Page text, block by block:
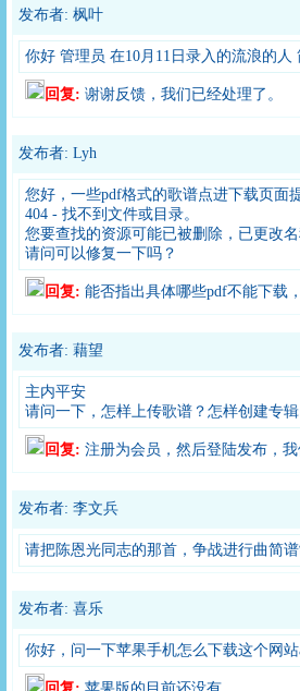
发布者: 枫叶
你好 管理员 在10月11日录入的流浪的
回复: 谢谢反馈，我们已经处理了。
发布者: Lyh
您好，一些pdf格式的歌谱点进下载页面
404 - 找不到文件或目录。
您要查找的资源可能已被删除，已更改名
请问可以修复一下吗？
回复: 能否指出具体哪些pdf不能下载
发布者: 藉望
主内平安
请问一下，怎样上传歌谱？怎样创建专辑
回复: 注册为会员，然后登陆发布，
发布者: 李文兵
请把陈恩光同志的那首，争战进行曲简
发布者: 喜乐
你好，问一下苹果手机怎么下载这个网